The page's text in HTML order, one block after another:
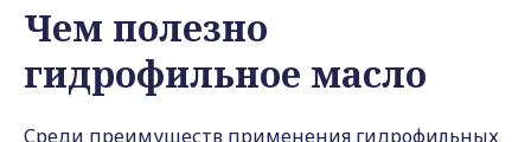
Чем полезно
гидрофильное масло
Среди преимуществ применения гидрофильных